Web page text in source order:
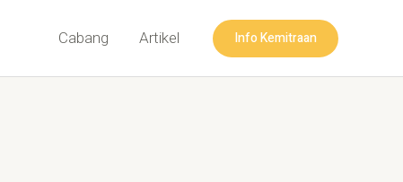
Cabang Artikel Info Kemitraan